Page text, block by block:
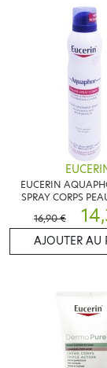
EUCERIN
SPRAY CORPS
250ML
16,90 €
AJOUTER AU